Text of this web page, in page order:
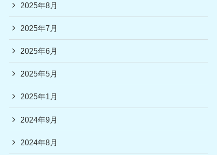
2025年8月
2025年7月
2025年6月
2025年5月
2025年1月
2024年9月
2024年8月